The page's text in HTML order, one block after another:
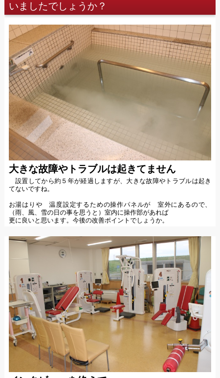
いましたでしょうか？
大きな故障やトラブルは起きてません
設置してから約５年が経過しますが、大きな故障やトラブルは起き
てないですね。
お湯はりや 温度設定するための操作パネルが 室外にあるので、
（雨、風、雪の日の事を思うと）室内に操作部があれば
更に良いと思います。今後の改善ポイントでしょうか。